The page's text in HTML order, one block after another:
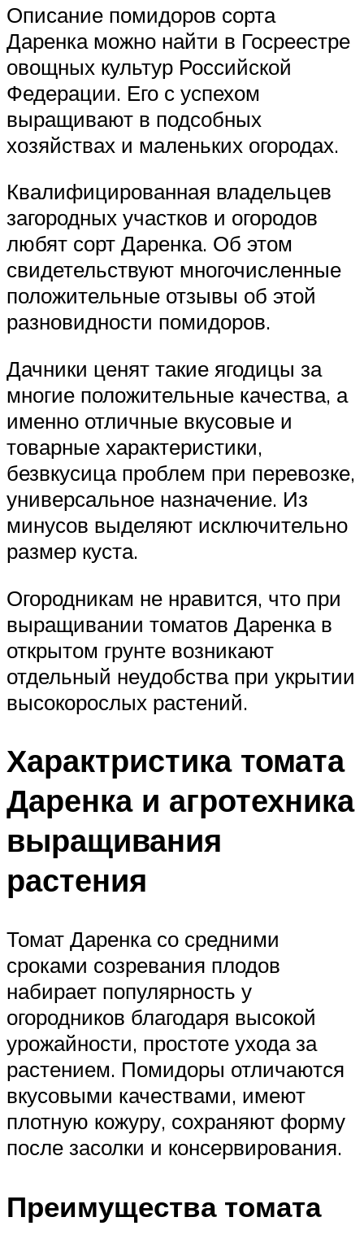
Описание помидоров сорта
Даренка можно найти в Госреестре
овощных культур Российской
Федерации. Его с успехом
выращивают в подсобных
хозяйствах и маленьких огородах.
Квалифицированная владельцев
загородных участков и огородов
любят сорт Даренка. Об этом
свидетельствуют многочисленные
положительные отзывы об этой
разновидности помидоров.
Дачники ценят такие ягодицы за
многие положительные качества, а
именно отличные вкусовые и
товарные характеристики,
безвкусица проблем при перевозке,
универсальное назначение. Из
минусов выделяют исключительно
размер куста.
Огородникам не нравится, что при
выращивании томатов Даренка в
открытом грунте возникают
отдельный неудобства при укрытии
высокорослых растений.
Характристика томата
Даренка и агротехника
выращивания
растения
Томат Даренка со средними
сроками созревания плодов
набирает популярность у
огородников благодаря высокой
урожайности, простоте ухода за
растением. Помидоры отличаются
вкусовыми качествами, имеют
плотную кожуру, сохраняют форму
после засолки и консервирования.
Преимущества томата